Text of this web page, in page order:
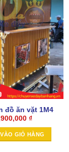
đồ ăn vặt 1M4
₫
GIỎ HÀNG